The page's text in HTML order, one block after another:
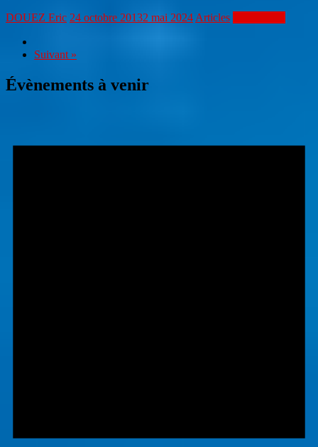
DOUEZ Eric 24 octobre 20132 mai 2024 Articles
Suivant »
Évènements à venir